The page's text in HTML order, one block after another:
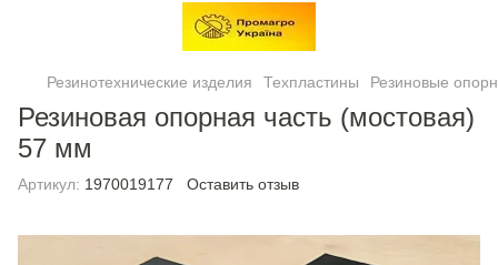
Резинотехнические изделия Техпластины Резиновые
Резиновая опорная часть (мостовая)
57 мм
Артикул: 1970019177 Оставить отзыв